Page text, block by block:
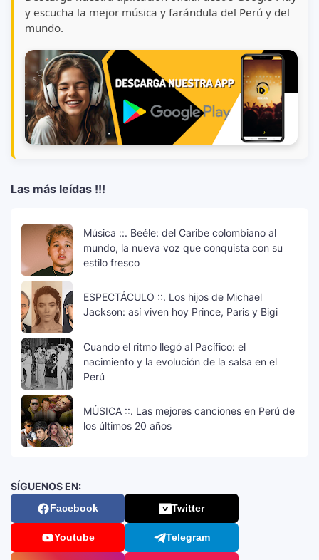
y escucha la mejor música y farándula del Perú y del
mundo.
Las más leídas !!!
Música ::. Beéle: del Caribe colombiano al
mundo, la nueva voz que conquista con su
estilo fresco
ESPECTÁCULO ::. Los hijos de Michael
Jackson: así viven hoy Prince, Paris y Bigi
Cuando el ritmo llegó al Pacífico: el
nacimiento y la evolución de la salsa en el
Perú
MÚSICA ::. Las mejores canciones en Perú de
los últimos 20 años
SÍGUENOS EN:
Facebook Twitter
Youtube Telegram